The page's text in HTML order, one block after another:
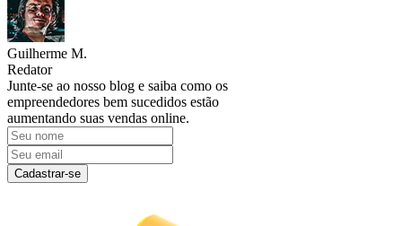
Guilherme M.
Redator
Junte-se ao nosso blog e saiba como os
empreendedores bem sucedidos estão
aumentando suas vendas online.
Cadastrar-se